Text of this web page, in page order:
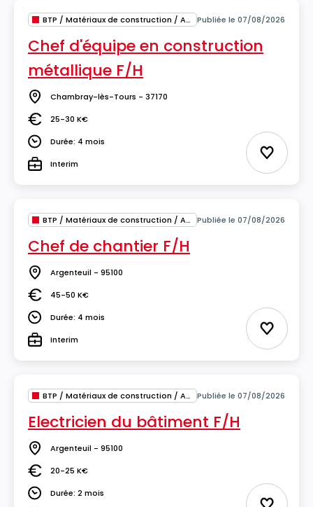
BTP / Matériaux de construction / Architecture Publiée le 07/08/2026
Chef d'équipe en construction
métallique F/H
Lieu Chambray-lès-Tours - 37170
Salaire25-30 K€
DuréeDurée: 4 mois
TypeInterim Ajouter
BTP / Matériaux de construction / Architecture Publiée le 07/08/2026
Chef de chantier F/H
Lieu Argenteuil - 95100
Salaire45-50 K€
DuréeDurée: 4 mois
TypeInterim Ajouter
BTP / Matériaux de construction / Architecture Publiée le 07/08/2026
Electricien du bâtiment F/H
Lieu Argenteuil - 95100
Salaire20-25 K€
DuréeDurée: 2 mois